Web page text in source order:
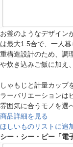
お釜のようなデザイン
は最大1.5合で、一人
重構造設計のため、調
や炊き込みご飯に加え
しゃもじと計量カップ
ラーバリエーションは
雰囲気に合うモノを選
商品詳細を見る
ほしいものリストに追
シー・シー・ピー「電